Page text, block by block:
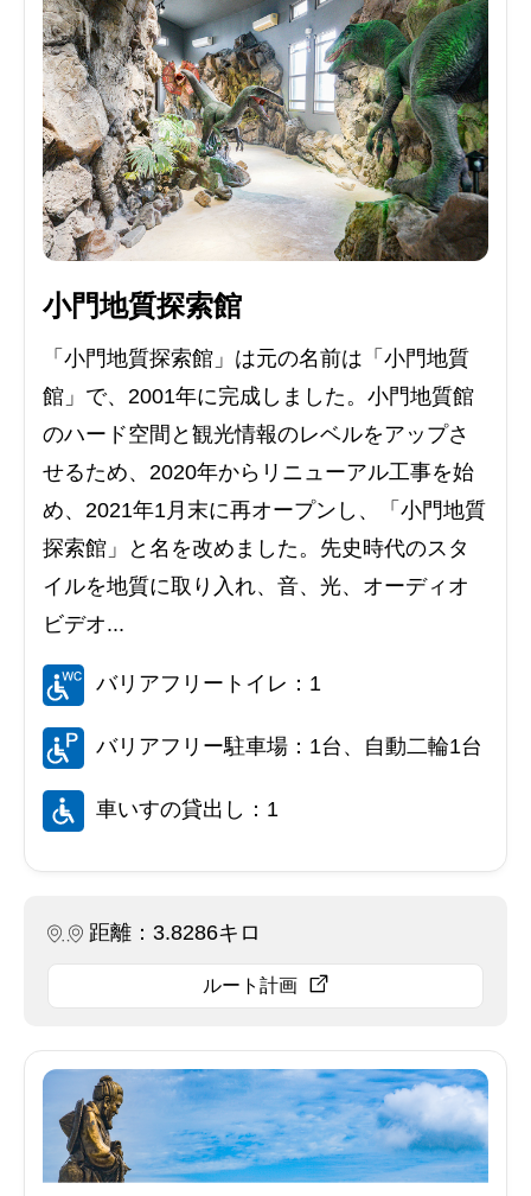
小門地質探索館
「小門地質探索館」は元の名前は「小門地質
館」で、2001年に完成しました。小門地質館
のハード空間と観光情報のレベルをアップさ
せるため、2020年からリニューアル工事を始
め、2021年1月末に再オープンし、「小門地質
探索館」と名を改めました。先史時代のスタ
イルを地質に取り入れ、音、光、オーディオ
ビデオ...
バリアフリートイレ：1
バリアフリー駐車場：1台、自動二輪1台
車いすの貸出し：1
距離：3.8286キロ
ルート計画